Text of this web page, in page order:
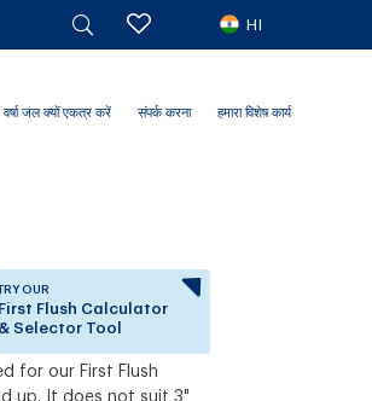
HI
वर्षा जल क्यों एकत्र करें संपर्क करना हमारा विशेष कार्य
OUR
First Flush Calculator
& Selector Tool
for our First Flush
up. It does not suit 3"